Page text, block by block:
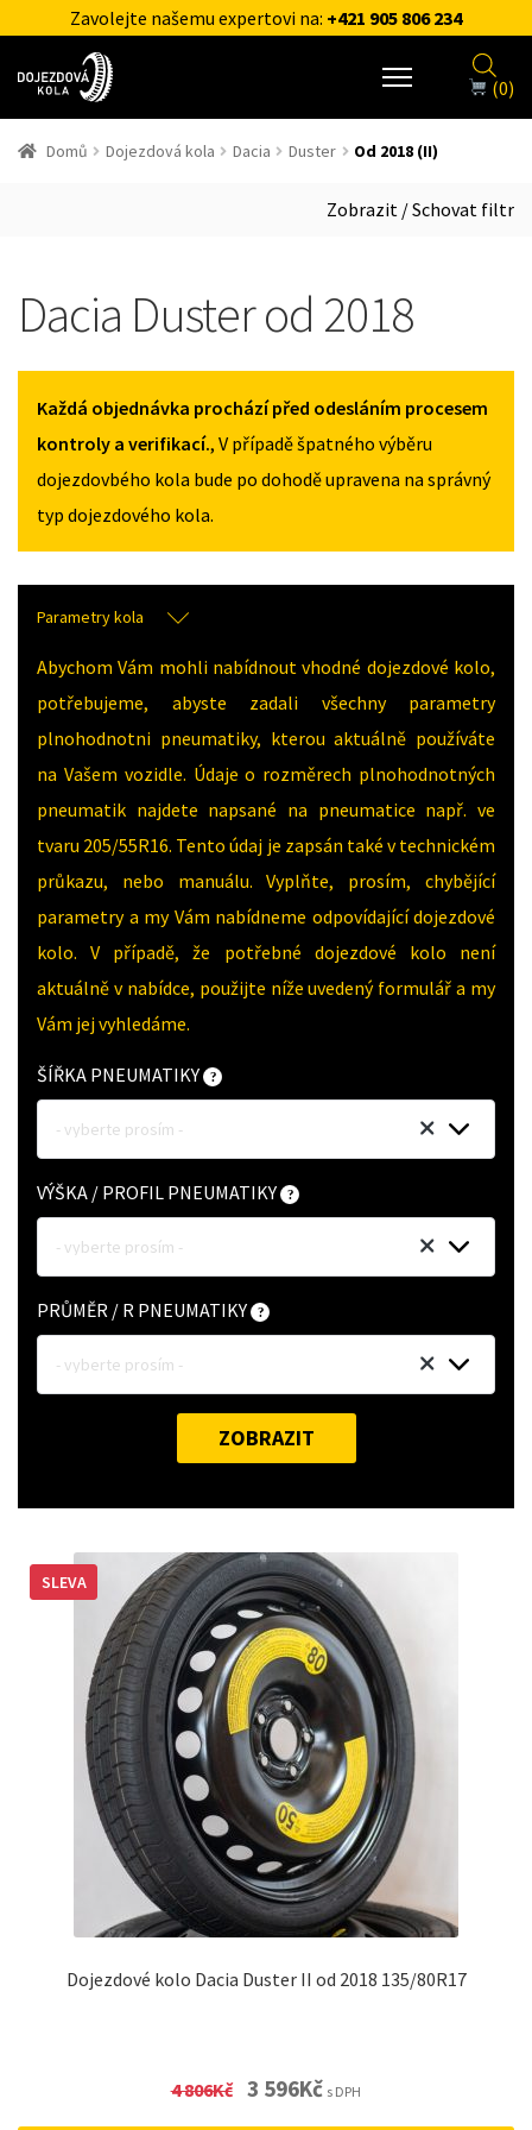
Zavolejte našemu expertovi na: +421 905 806 234
(0)
Domů Dojezdová kola Dacia Duster Od 2018 (II)
Zobrazit / Schovat filtr
Dacia Duster od 2018
Každá objednávka prochází před odesláním procesem
kontroly a verifikací., V případě špatného výběru
dojezdovbého kola bude po dohodě upravena na správný
typ dojezdového kola.
Parametry kola
Abychom Vám mohli nabídnout vhodné dojezdové kolo,
potřebujeme, abyste zadali všechny parametry
plnohodnotni pneumatiky, kterou aktuálně používáte
na Vašem vozidle. Údaje o rozměrech plnohodnotných
pneumatik najdete napsané na pneumatice např. ve
tvaru 205/55R16. Tento údaj je zapsán také v technickém
průkazu, nebo manuálu. Vyplňte, prosím, chybějící
parametry a my Vám nabídneme odpovídající dojezdové
kolo. V případě, že potřebné dojezdové kolo není
aktuálně v nabídce, použijte níže uvedený formulář a my
Vám jej vyhledáme.
ŠÍŘKA PNEUMATIKY
- vyberte prosím -
VÝŠKA / PROFIL PNEUMATIKY
- vyberte prosím -
PRŮMĚR / R PNEUMATIKY
- vyberte prosím -
ZOBRAZIT
Dojezdové kolo Dacia Duster II od 2018 135/80R17
SLEVA
4 806Kč Original
3 596KčCurrent
s DPH